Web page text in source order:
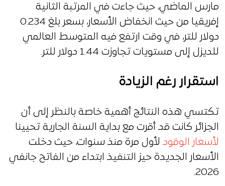
مارس الماضي، حيث جاءت في المرتبة الثانية
إفريقيا من حيث انخفاض الأسعار، بسعر بلغ 0.234
دولار للتر، في وقت ارتفع فيه المتوسط العالمي
للديزل إلى مستويات تجاوزت 1.44 دولار للتر.
استقرار رغم الزيادة
تكتسي هذه النتائج أهمية خاصة بالنظر إلى أن
الجزائر كانت قد أقرت مع بداية السنة الجارية تحيينا
لأسعار الوقود لأول مرة منذ سنوات، حيث دخلت
الأسعار الجديدة حيز التنفيذ ابتداء من الفاتح جانفي
2026.